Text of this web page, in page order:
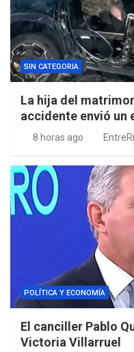
SIN CATEGORIA
La hija del
accidente envió un
8 horas ago
POLÍTICA Y ECONOMÍA
El canciller Pablo
Victoria Villarruel